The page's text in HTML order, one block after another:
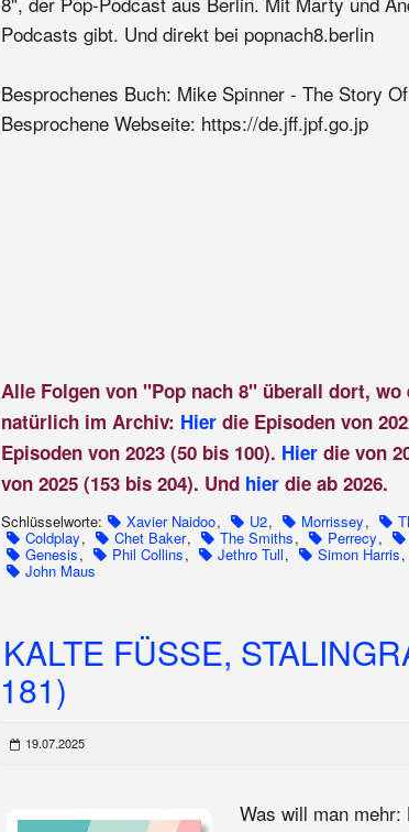
Podcasts gibt. Und direkt bei popnach8.berlin
Besprochenes Buch: Mike Spinner - The Story
Besprochene Webseite: https://de.jff.jpf.go.jp
Alle Folgen von "Pop nach 8" überall dort, wo
natürlich im Archiv: Hier die Episoden von
Episoden von 2023 (50 bis 100). Hier die von
von 2025 (153 bis 204). Und hier die ab 2026.
Schlüsselworte: Xavier Naidoo, U2, Morrissey,
Coldplay, Chet Baker, The Smiths, Perrecy,
Genesis, Phil Collins, Jethro Tull, Simon Harris,
John Maus
KALTE FÜSSE,
181)
19.07.2025
Was will man